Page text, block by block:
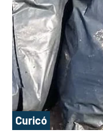
Curicó